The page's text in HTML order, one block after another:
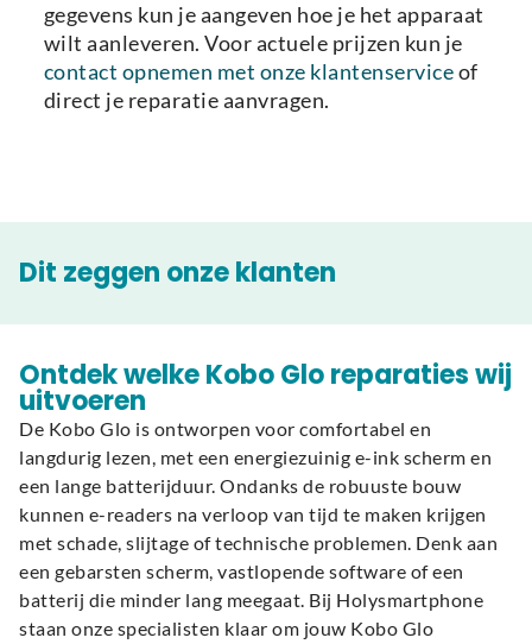
gegevens kun je aangeven hoe je het apparaat
wilt aanleveren. Voor actuele prijzen kun je
contact opnemen met onze klantenserviceof
direct je reparatie aanvragen.
Dit zeggen onze klanten
Ontdek welke Kobo Glo reparaties wij
uitvoeren
De Kobo Glo is ontworpen voor comfortabel en
langdurig lezen, met een energiezuinig e-ink scherm en
een lange batterijduur. Ondanks de robuuste bouw
kunnen e-readers na verloop van tijd te maken krijgen
met schade, slijtage of technische problemen. Denk aan
een gebarsten scherm, vastlopende software of een
batterij die minder lang meegaat. Bij Holysmartphone
staan onze specialisten klaar om jouw Kobo Glo